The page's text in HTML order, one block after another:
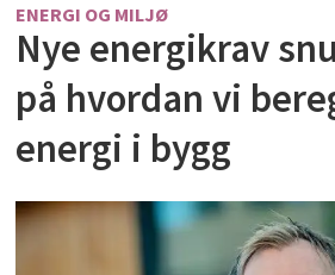
ENERGI OG MILJØ
Nye energikrav
på hvordan vi
energi i bygg